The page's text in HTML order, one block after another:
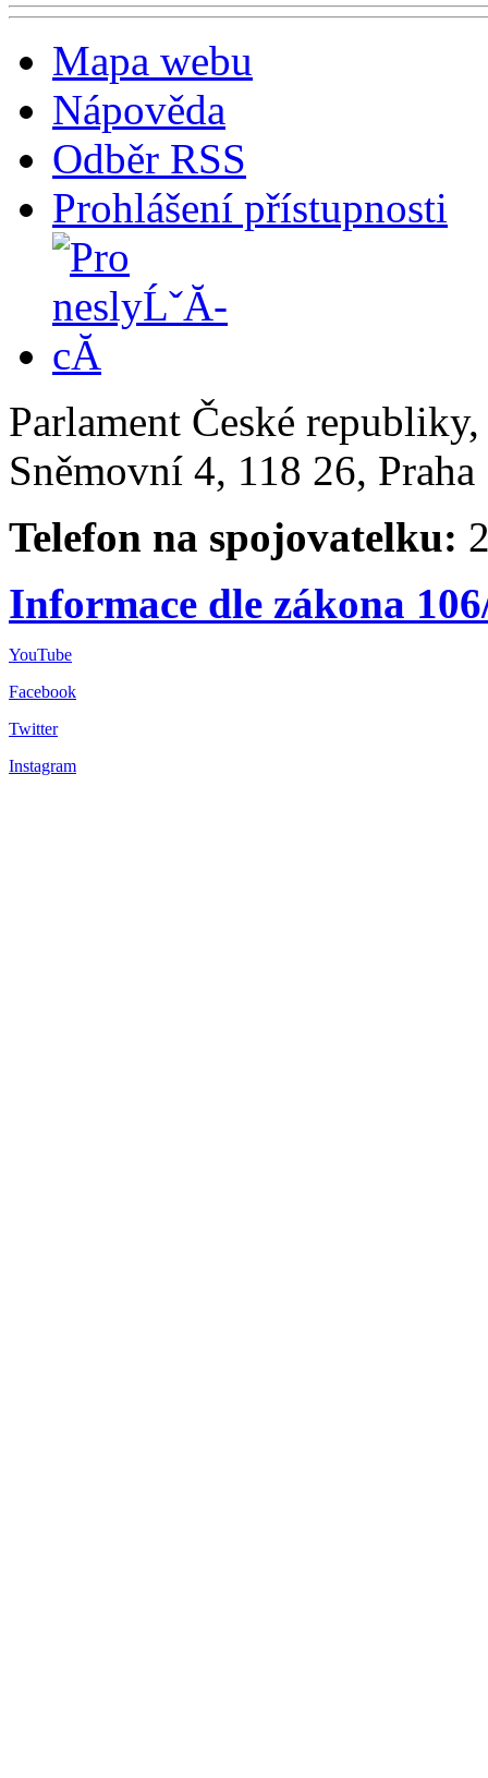
Mapa webu
Nápověda
Odběr RSS
Prohlášení přístupnosti
Parlament České
Sněmovní 4, 118 26,
Telefon na spojovatelku:
Informace dle zákona
YouTube
Facebook
Twitter
Instagram